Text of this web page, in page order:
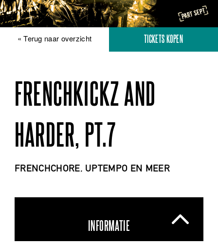
« Terug naar overzicht TICKETS KOPEN
FRENCHKICKZ AND
HARDER, PT.7
FRENCHCHORE, UPTEMPO EN MEER
INFORMATIE